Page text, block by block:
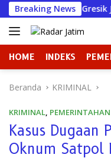
Langsung
ke
konten
Breaking News
DPRD Gresik Justru
HOME INDEKS
Beranda KRIMINAL
KRIMINAL, PEMERINTAHAN
Kasus Dugaan
Oknum Satpol